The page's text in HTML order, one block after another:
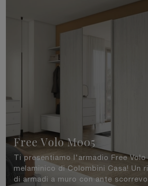
Free Volo M005
Ti presentiamo l'armadio Free Volo
melaminico di Colombini Casa! Un
di armadi a muro con ante